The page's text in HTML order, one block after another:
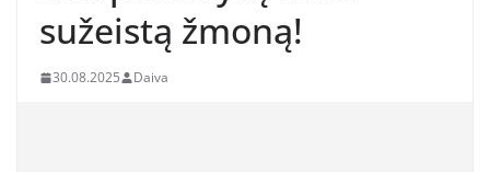
sužeistą žmoną!
30.08.2025 Daiva